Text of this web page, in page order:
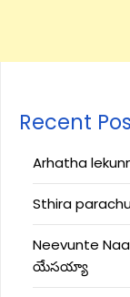
Recent
Arhatha
Sthira
Neevunte
యేసయ్యా